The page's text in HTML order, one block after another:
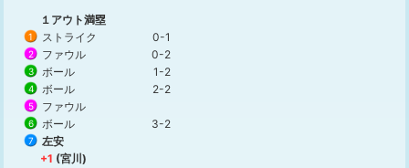
１アウト満塁
1 ストライク 0-1
2 ファウル 0-2
3 ボール 1-2
4 ボール 2-2
5 ファウル
6 ボール 3-2
7
左安
+1 (宮川)